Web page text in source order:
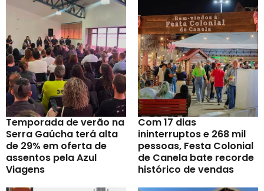
Temporada de verão na
Serra Gaúcha terá alta
de 29% em oferta de
assentos pela Azul
Viagens
Com 17 dias
ininterruptos e 268 mil
pessoas, Festa Colonial
de Canela bate recorde
histórico de vendas